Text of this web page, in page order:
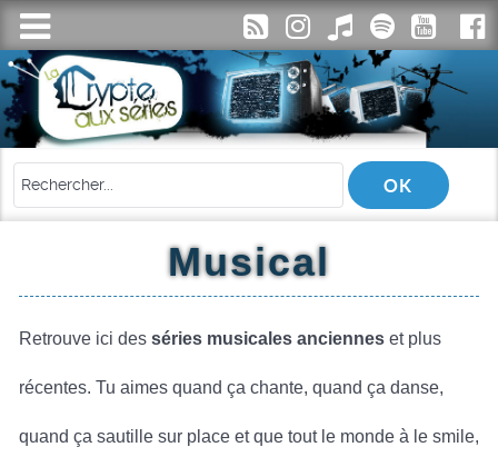
Musical
Retrouve ici des séries musicales ancienneset plus
récentes. Tu aimes quand ça chante, quand ça danse,
quand ça sautille sur place et que tout le monde à le smile,